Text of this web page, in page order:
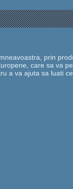
prin
care sa va
a va ajuta sa luati